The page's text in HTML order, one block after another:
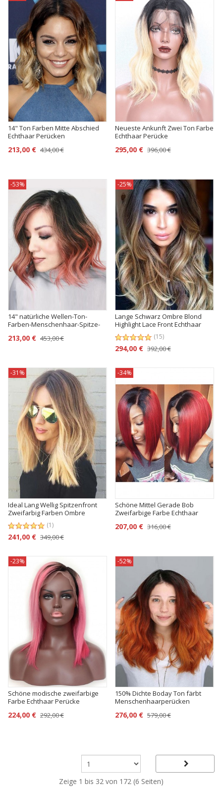
14" Ton Farben Mitte Abschied
Echthaar Perücken
434,00 €
213,00 €
Neueste Ankunft Zwei Ton Farbe
Echthaar Perücke
396,00 €
295,00 €
-53%
14" natürliche Wellen-Ton-
Farben-Menschenhaar-Spitze-
453,00 €
213,00 €
-25%
Lange Schwarz Ombre Blond
Highlight Lace Front Echthaar
Perücke
(15)
392,00 €
294,00 €
-31%
Ideal Lang Wellig Spitzenfront
Zweifarbig Farben Ombre
Perücken
(1)
349,00 €
241,00 €
-34%
Schöne Mittel Gerade Bob
Zweifarbige Farbe Echthaar
316,00 €
207,00 €
-23%
Schöne modische zweifarbige
Farbe Echthaar Perücke
292,00 €
224,00 €
-52%
150% Dichte Boday Ton färbt
Menschenhaarperücken
579,00 €
276,00 €
Zeige 1 bis 32 von 172 (6 Seiten)